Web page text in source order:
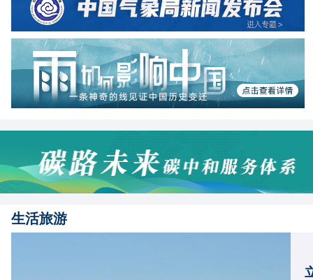
生活旅游